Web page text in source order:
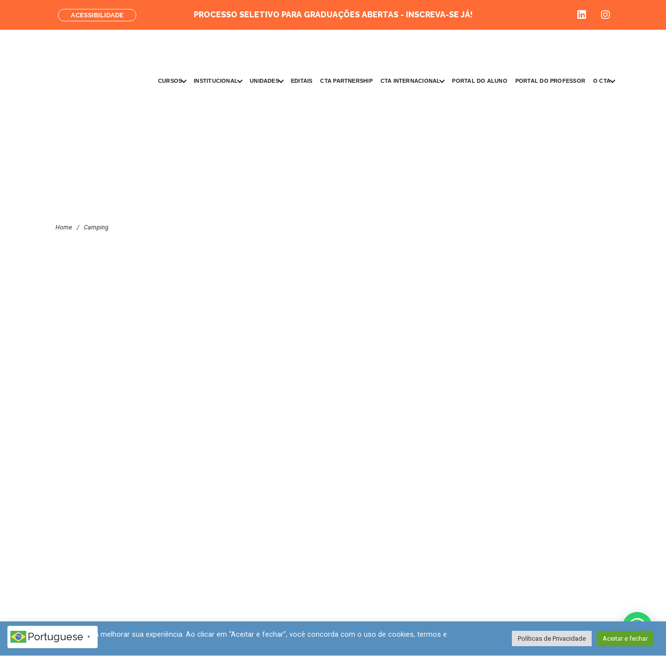
ACESSIBILIDADE PROCESSO SELETIVO PARA GRADUAÇÕES ABERTAS - INSCREVA-SE JÁ!
CURSOS INSTITUCIONAL UNIDADES EDITAIS CTA PARTNERSHIP CTA INTERNACIONAL PORTAL DO ALUNO PORTAL DO PROFESSOR O CTA
Home / Camping
Este site usa cookies para melhorar sua experiência. Ao clicar em “Aceitar e fechar”, você concorda com o uso de cookies, termos e
politicas do site.
Políticas de Privacidade Aceitar e fechar
Portuguese ▼